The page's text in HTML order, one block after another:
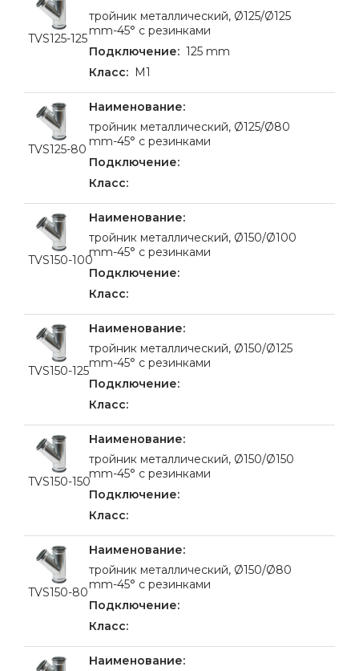
TVS125-125
тройник металлический, Ø125/Ø125
mm-45° с резинками
125 mm
M1
TVS125-80
тройник металлический, Ø125/Ø80
mm-45° с резинками
TVS150-100
тройник металлический, Ø150/Ø100
mm-45° с резинками
TVS150-125
тройник металлический, Ø150/Ø125
mm-45° с резинками
TVS150-150
тройник металлический, Ø150/Ø150
mm-45° с резинками
TVS150-80
тройник металлический, Ø150/Ø80
mm-45° с резинками